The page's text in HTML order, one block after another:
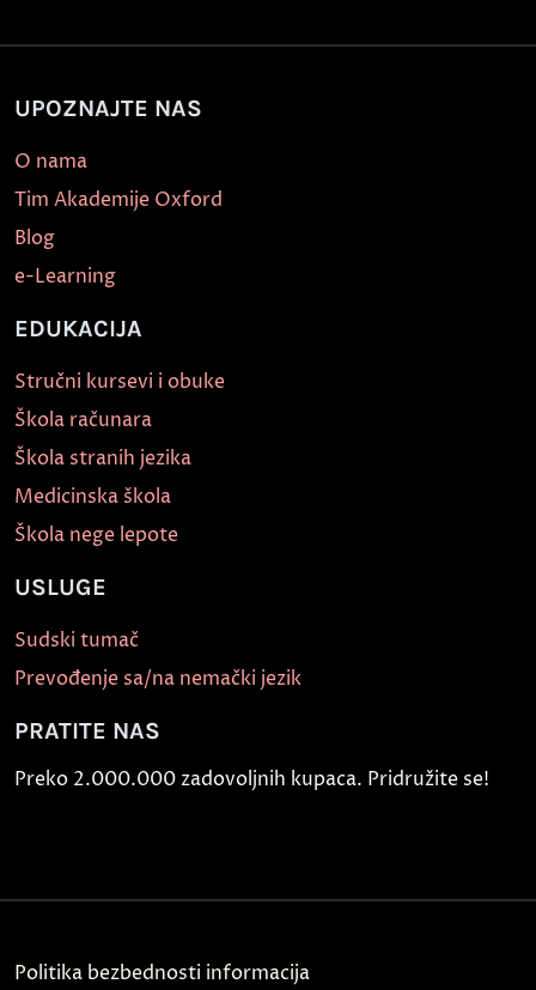
UPOZNAJTE NAS
O nama
Tim Akademije Oxford
Blog
e-Learning
EDUKACIJA
Stručni kursevi i obuke
Škola računara
Škola stranih jezika
Medicinska škola
Škola nege lepote
USLUGE
Sudski tumač
Prevođenje sa/na nemački jezik
PRATITE NAS
Preko 2.000.000 zadovoljnih kupaca. Pridružite se!
Politika bezbednosti informacija